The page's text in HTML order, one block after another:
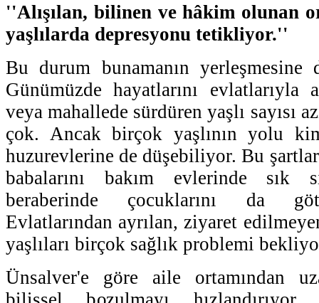
''Alışılan, bilinen ve hâkim olunan
yaşlılarda depresyonu tetikliyor.''
Bu durum bunamanın yerleşmesine
Günümüzde hayatlarını evlatlarıyla
veya mahallede sürdüren yaşlı sayısı
çok. Ancak birçok yaşlının yolu
huzurevlerine de düşebiliyor. Bu
babalarını bakım evlerinde sık
beraberinde çocuklarını da
Evlatlarından ayrılan, ziyaret
yaşlıları birçok sağlık problemi
Ünsalver'e göre aile ortamından